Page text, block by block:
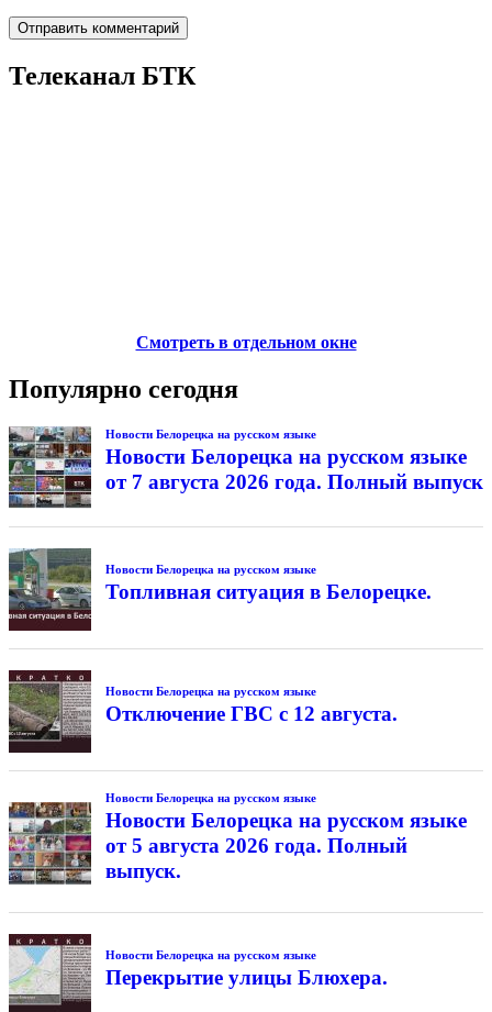
Телеканал БТК
Смотреть в отдельном окне
Популярно сегодня
Новости Белорецка на русском языке
Новости Белорецка на русском языке
от 7 августа 2026 года. Полный выпуск
Новости Белорецка на русском языке
Топливная ситуация в Белорецке.
Новости Белорецка на русском языке
Отключение ГВС с 12 августа.
Новости Белорецка на русском языке
Новости Белорецка на русском языке
от 5 августа 2026 года. Полный
выпуск.
Новости Белорецка на русском языке
Перекрытие улицы Блюхера.